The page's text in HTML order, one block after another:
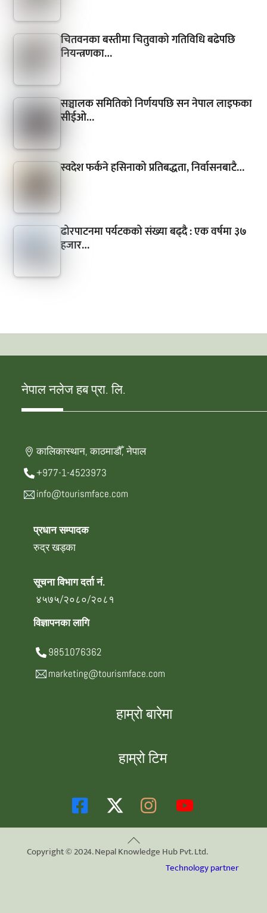
चितवनका बस्तीमा चितुवाको गतिविधि बढेपछि
नियन्त्रणका…
सञ्चालक समितिको निर्णयपछि सन नेपाल लाइफका
सीईओ…
स्वदेश फर्कने हसिनाको प्रतिबद्धता, निर्वासनबाटै…
ढोरपाटनमा पर्यटकको संख्या बढ्दै : एक वर्षमा ३७
हजार…
नेपाल नलेज हब प्रा. लि.
कालिकास्थान, काठमाडौँ, नेपाल
+977-1-4523973
info@tourismface.com
प्रधान सम्पादक
रुद्र खड्का
सूचना विभाग दर्ता नं.
४५७५/२०८०/२०८१
विज्ञापनका लागि
9851076362
marketing@tourismface.com
हाम्रो बारेमा
हाम्रो टिम
Back
To
Copyright © 2024. Nepal Knowledge Hub Pvt. Ltd.
Technology partner